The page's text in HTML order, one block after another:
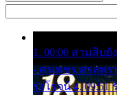
1. 00:00 สามสิบ
- ศรเพชร ศรสุพร
รุ่งโรจน์ 4.